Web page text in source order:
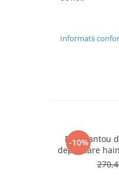
Informatii
-10%
Portmantou
depozitare